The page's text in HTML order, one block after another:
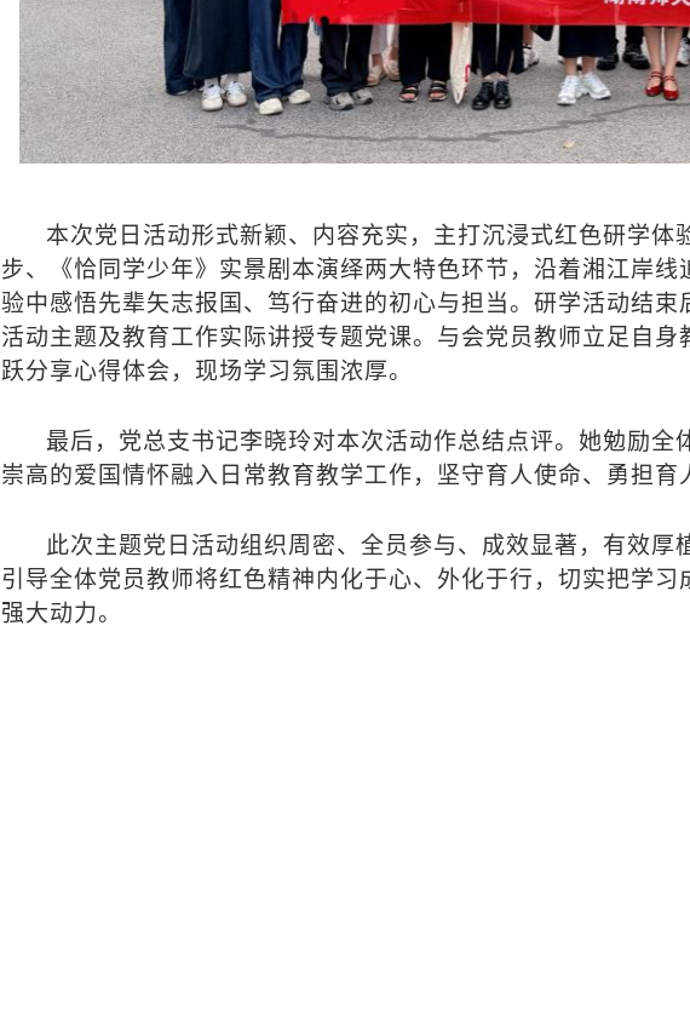
本次党日活动形式新颖、内容充实，主打沉浸式红色研学
步、《恰同学少年》实景剧本演绎两大特色环节，沿着湘江岸
验中感悟先辈矢志报国、笃行奋进的初心与担当。研学活动结
活动主题及教育工作实际讲授专题党课。与会党员教师立足自
跃分享心得体会，现场学习氛围浓厚。
最后，党总支书记李晓玲对本次活动作总结点评。她勉励
崇高的爱国情怀融入日常教育教学工作，坚守育人使命、勇担育
此次主题党日活动组织周密、全员参与、成效显著，有效
引导全体党员教师将红色精神内化于心、外化于行，切实把学
强大动力。